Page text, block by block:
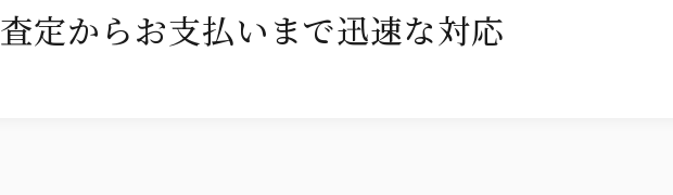
査定からお支払いまで迅速な対応